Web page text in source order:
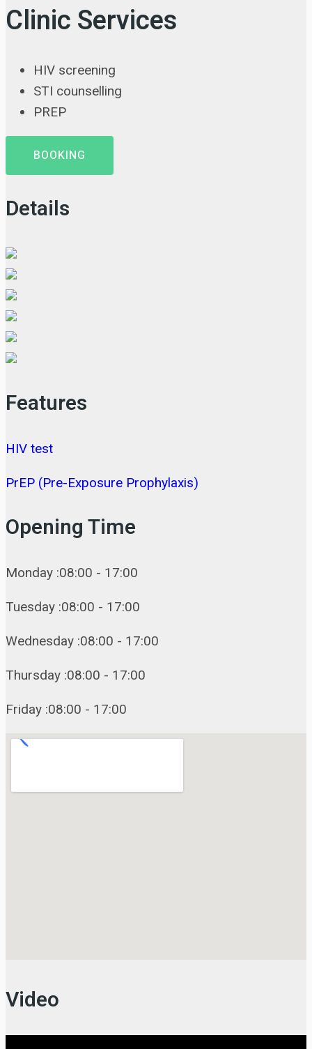
Clinic Services
HIV screening
STI counselling
PREP
BOOKING
Details
Features
HIV test
PrEP (Pre-Exposure Prophylaxis)
Opening Time
Monday :08:00 - 17:00
Tuesday :08:00 - 17:00
Wednesday :08:00 - 17:00
Thursday :08:00 - 17:00
Friday :08:00 - 17:00
Video